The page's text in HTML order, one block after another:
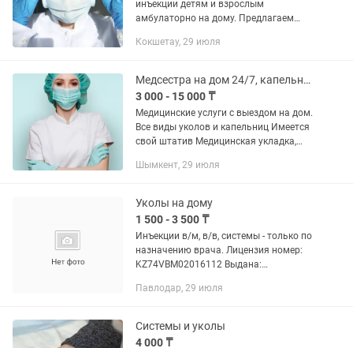
инъекции детям и взрослым
амбулаторно на дому. Предлагаем
дому по следующим профилям
Неврология...
Кокшетау, 29 июля
Медсестра на дом 24/7, капельница, вывод из запоя, интоксикация
3 000 - 15 000 ₸
Медицинские услуги с выездом на дом.
Все виды уколов и капельниц Имеется
свой штатив Медицинская укладка,
Витаминотерапия - капельницы при
Шымкент, 29 июля
Уколы на дому
1 500 - 3 500 ₸
Инъекции в/м, в/в, системы - только по
назначению врача. Лицензия номер:
KZ74VBM02016112 Выдана:
Республики Казахстан
учреждение...
Павлодар, 29 июля
Системы и уколы
4 000 ₸